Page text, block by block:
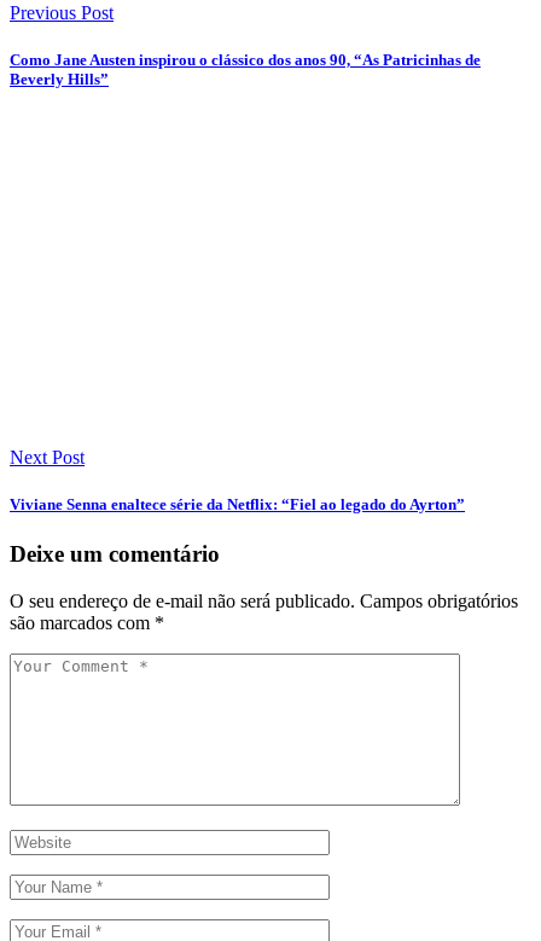
Previous Post
Como Jane Austen inspirou o clássico dos anos 90, “As Patricinhas de
Beverly Hills”
Next Post
Viviane Senna enaltece série da Netflix: “Fiel ao legado do Ayrton”
Deixe um comentário
O seu endereço de e-mail não será publicado. Campos obrigatórios
são marcados com *